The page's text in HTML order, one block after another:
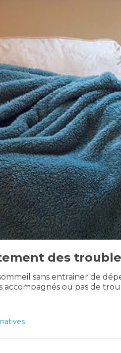
des
sans entrainer de
accompagnés ou pas de